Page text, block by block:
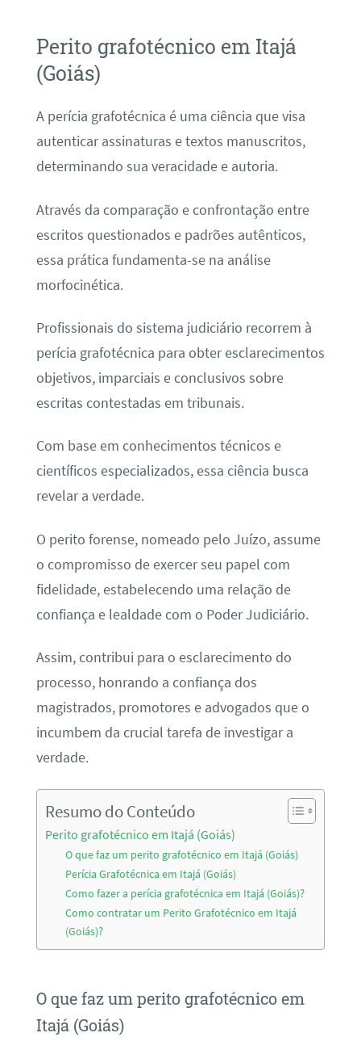
Perito grafotécnico em Itajá
(Goiás)
A perícia grafotécnica é uma ciência que visa
autenticar assinaturas e textos manuscritos,
determinando sua veracidade e autoria.
Através da comparação e confrontação entre
escritos questionados e padrões autênticos,
essa prática fundamenta-se na análise
morfocinética.
Profissionais do sistema judiciário recorrem à
perícia grafotécnica para obter esclarecimentos
objetivos, imparciais e conclusivos sobre
escritas contestadas em tribunais.
Com base em conhecimentos técnicos e
científicos especializados, essa ciência busca
revelar a verdade.
O perito forense, nomeado pelo Juízo, assume
o compromisso de exercer seu papel com
fidelidade, estabelecendo uma relação de
confiança e lealdade com o Poder Judiciário.
Assim, contribui para o esclarecimento do
processo, honrando a confiança dos
magistrados, promotores e advogados que o
incumbem da crucial tarefa de investigar a
verdade.
Resumo do Conteúdo
Perito grafotécnico em Itajá (Goiás)
O que faz um perito grafotécnico em Itajá (Goiás)
Perícia Grafotécnica em Itajá (Goiás)
Como fazer a perícia grafotécnica em Itajá (Goiás)?
Como contratar um Perito Grafotécnico em Itajá
(Goiás)?
O que faz um perito grafotécnico em
Itajá (Goiás)